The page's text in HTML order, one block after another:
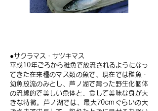
●サクラマス・サツキマス
平成10年ごろから稚魚で放流されるようになっ
てきた在来種のマス類の魚で、現在では稚魚・
幼魚放流のみとし、芦ノ湖で育った野生化個体
の流線的で美しい魚体と、食して美味な身が大
きな特徴。芦ノ湖では、最大70cmぐらいの大